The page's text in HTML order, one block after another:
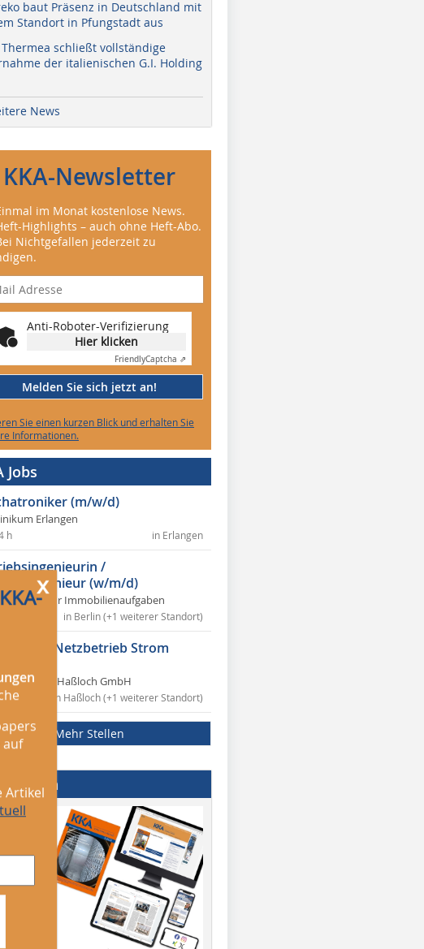
x
auf
Artikel
baut Präsenz in Deutschland mit
Standort in Pfungstadt aus
Thermea schließt vollständige
der italienischen G.I. Holding
News
KKA-Newsletter
im Monat kostenlose News.
Highlights – auch ohne Heft-Abo.
Nichtgefallen jederzeit zu
Anti-Roboter-Verifizierung
Hier klicken
FriendlyCaptcha ⇗
Melden Sie sich jetzt an!
Sie einen kurzen Blick und erhalten Sie
Informationen.
Jobs
(m/w/d)
Erlangen
in Erlangen
h
/
(w/m/d)
für Immobilienaufgaben
in Berlin (+1 weiterer Standort)
in Netzbetrieb Strom
Haßloch GmbH
in Haßloch (+1 weiterer Standort)
h
Mehr Stellen